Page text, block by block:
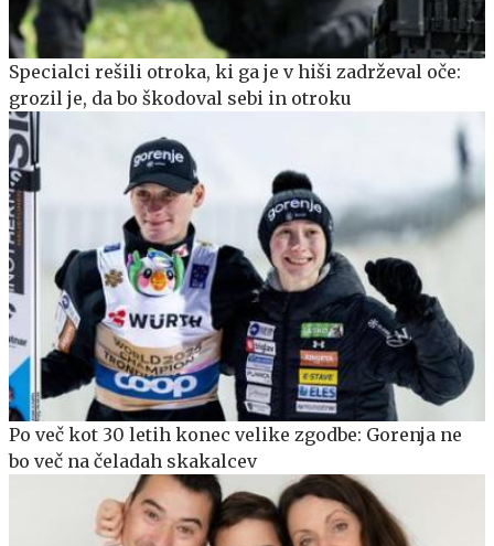
Specialci rešili otroka, ki ga je v hiši zadrževal oče:
grozil je, da bo škodoval sebi in otroku
Po več kot 30 letih konec velike zgodbe: Gorenja ne
bo več na čeladah skakalcev